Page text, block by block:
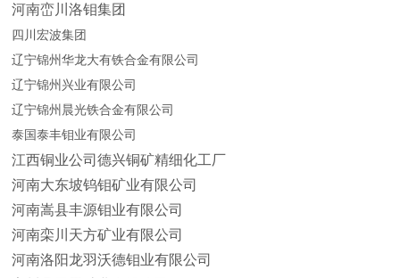
河南峦川洛钼集团
四川宏波集团
辽宁锦州华龙大有铁合金有限公司
辽宁锦州兴业有限公司
辽宁锦州晨光铁合金有限公司
泰国泰丰钼业有限公司
江西铜业公司德兴铜矿精细化工厂
河南大东坡钨钼矿业有限公司
河南嵩县丰源钼业有限公司
河南栾川天方矿业有限公司
河南洛阳龙羽沃德钼业有限公司